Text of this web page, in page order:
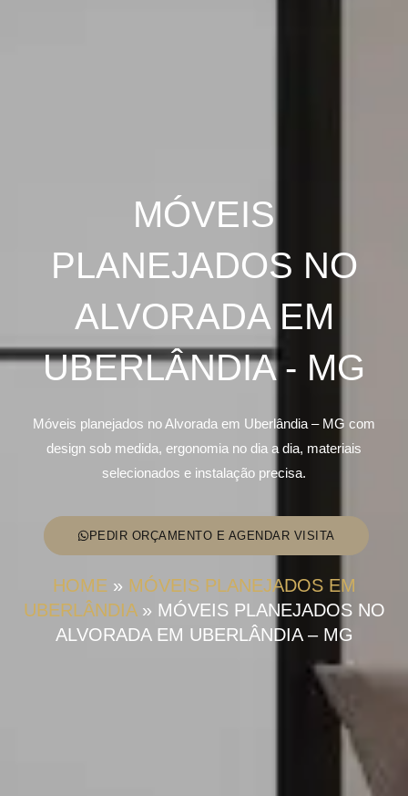
MÓVEIS
PLANEJADOS NO
ALVORADA EM
UBERLÂNDIA - MG
Móveis planejados no Alvorada em Uberlândia – MG com
design sob medida, ergonomia no dia a dia, materiais
selecionados e instalação precisa.
PEDIR ORÇAMENTO E AGENDAR VISITA
HOME » MÓVEIS PLANEJADOS EM
UBERLÂNDIA» MÓVEIS PLANEJADOS NO
ALVORADA EM UBERLÂNDIA – MG